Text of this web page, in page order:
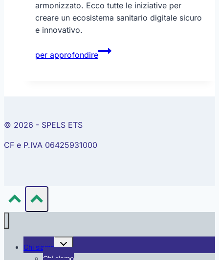
armonizzato. Ecco tutte le iniziative per
creare un ecosistema sanitario digitale sicuro
e innovativo.
per approfondire
Unione
Europea
© 2026 - SPELS ETS
CF e P.IVA 06425931000
Chi siamo
Alterna
menu
figlio
Chi siamo